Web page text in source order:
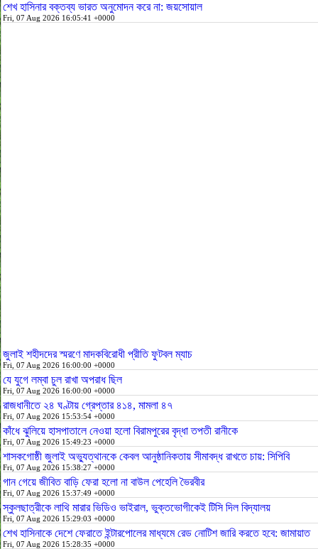
শেখ হাসিনার বক্তব্য ভারত অনুমোদন করে না: জয়সোয়াল
Fri, 07 Aug 2026 16:05:41 +0000
জুলাই শহীদদের স্মরণে মাদকবিরোধী প্রীতি ফুটবল ম্যাচ
Fri, 07 Aug 2026 16:00:00 +0000
যে যুগে লম্বা চুল রাখা অপরাধ ছিল
Fri, 07 Aug 2026 16:00:00 +0000
রাজধানীতে ২৪ ঘণ্টায় গ্রেপ্তার ৪১৪, মামলা ৪৭
Fri, 07 Aug 2026 15:53:54 +0000
কাঁধে ঝুলিয়ে হাসপাতালে নেওয়া হলো বিরামপুরের বৃদ্ধা তপতী রানীকে
Fri, 07 Aug 2026 15:49:23 +0000
শাসকগোষ্ঠী জুলাই অভ্যুত্থানকে কেবল আনুষ্ঠানিকতায় সীমাবদ্ধ রাখতে চায়: সিপিবি
Fri, 07 Aug 2026 15:38:27 +0000
গান গেয়ে জীবিত বাড়ি ফেরা হলো না বাউল পেহেলি ভৈরবীর
Fri, 07 Aug 2026 15:37:49 +0000
স্কুলছাত্রীকে লাথি মারার ভিডিও ভাইরাল, ভুক্তভোগীকেই টিসি দিল বিদ্যালয়
Fri, 07 Aug 2026 15:29:03 +0000
শেখ হাসিনাকে দেশে ফেরাতে ইন্টারপোলের মাধ্যমে রেড নোটিশ জারি করতে হবে: জামায়াত
Fri, 07 Aug 2026 15:28:35 +0000